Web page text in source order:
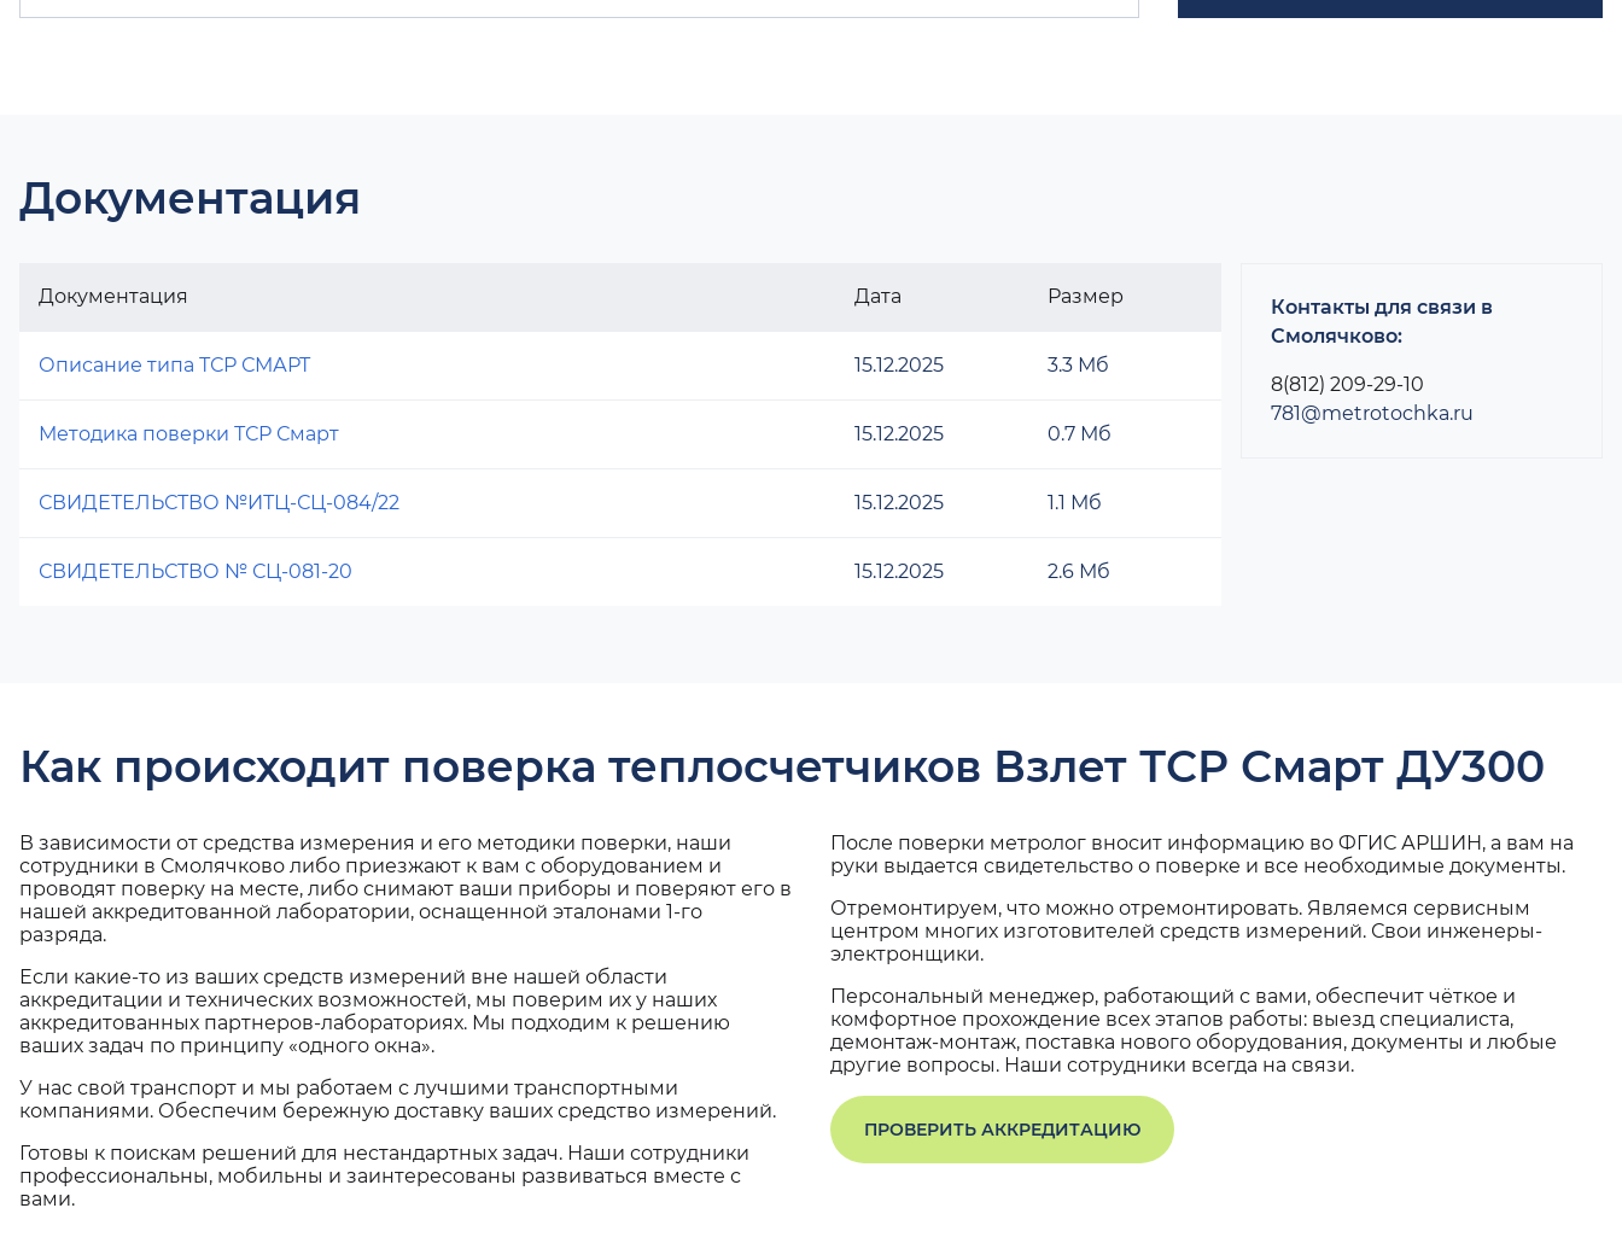
Документация
Документация Дата Размер
Описание типа ТСР СМАРТ 15.12.2025 3.3 Мб
Методика поверки ТСР Смарт 15.12.2025 0.7 Мб
СВИДЕТЕЛЬСТВО №ИТЦ-СЦ-084/22 15.12.2025 1.1 Мб
СВИДЕТЕЛЬСТВО № СЦ-081-20 15.12.2025 2.6 Мб
Контакты для связи в
Смолячково:
8(812) 209-29-10
781@metrotochka.ru
Как происходит поверка теплосчетчиков Взлет ТСР Смарт ДУ300
В зависимости от средства измерения и его методики поверки, наши
сотрудники в Смолячково либо приезжают к вам с оборудованием и
проводят поверку на месте, либо снимают ваши приборы и поверяют его в
нашей аккредитованной лаборатории, оснащенной эталонами 1-го
разряда.
Если какие-то из ваших средств измерений вне нашей области
аккредитации и технических возможностей, мы поверим их у наших
аккредитованных партнеров-лабораториях. Мы подходим к решению
ваших задач по принципу «одного окна».
У нас свой транспорт и мы работаем с лучшими транспортными
компаниями. Обеспечим бережную доставку ваших средство измерений.
Готовы к поискам решений для нестандартных задач. Наши сотрудники
профессиональны, мобильны и заинтересованы развиваться вместе с
вами.
После поверки метролог вносит информацию во ФГИС АРШИН, а вам на
руки выдается свидетельство о поверке и все необходимые документы.
Отремонтируем, что можно отремонтировать. Являемся сервисным
центром многих изготовителей средств измерений. Свои инженеры-
электронщики.
Персональный менеджер, работающий с вами, обеспечит чёткое и
комфортное прохождение всех этапов работы: выезд специалиста,
демонтаж-монтаж, поставка нового оборудования, документы и любые
другие вопросы. Наши сотрудники всегда на связи.
ПРОВЕРИТЬ АККРЕДИТАЦИЮ